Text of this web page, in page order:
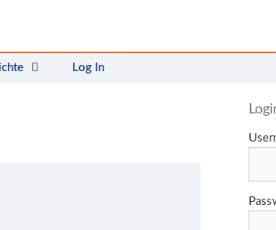
Log In